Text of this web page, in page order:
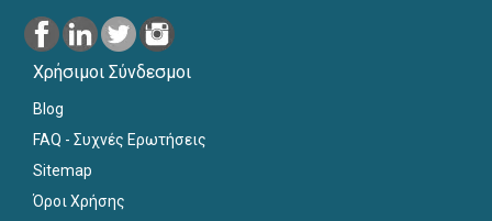
Χρήσιμοι Σύνδεσμοι
Blog
FAQ - Συχνές Ερωτήσεις
Sitemap
Όροι Χρήσης